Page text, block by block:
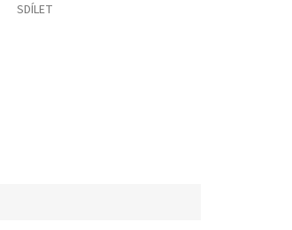
SDÍLET